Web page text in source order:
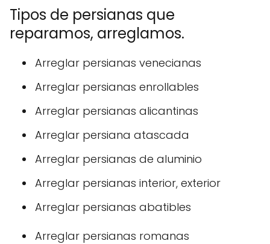
Tipos de persianas que
reparamos, arreglamos.
Arreglar persianas venecianas
Arreglar persianas enrollables
Arreglar persianas alicantinas
Arreglar persiana atascada
Arreglar persianas de aluminio
Arreglar persianas interior, exterior
Arreglar persianas abatibles
Arreglar persianas romanas